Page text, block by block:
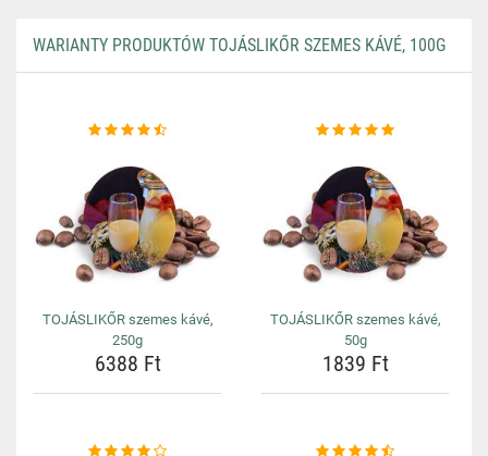
WARIANTY PRODUKTÓW TOJÁSLIKŐR SZEMES KÁVÉ, 100G
TOJÁSLIKŐR szemes kávé,
250g
6388 Ft
TOJÁSLIKŐR szemes kávé,
50g
1839 Ft